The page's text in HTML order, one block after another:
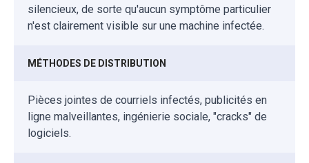
silencieux, de sorte qu'aucun symptôme particulier
n'est clairement visible sur une machine infectée.
MÉTHODES DE DISTRIBUTION
Pièces jointes de courriels infectés, publicités en
ligne malveillantes, ingénierie sociale, "cracks" de
logiciels.